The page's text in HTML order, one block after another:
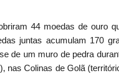
44 moedas de ouro
juntas acumulam 170
de um muro de pedra
nas Colinas de Golã